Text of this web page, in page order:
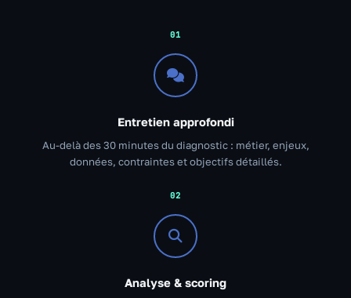
01
Entretien approfondi
Au-delà des 30 minutes du diagnostic : métier, enjeux,
données, contraintes et objectifs détaillés.
02
Analyse & scoring